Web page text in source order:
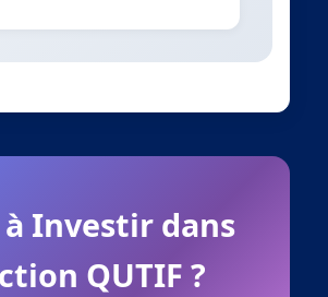
Investir dans
QUTIF ?